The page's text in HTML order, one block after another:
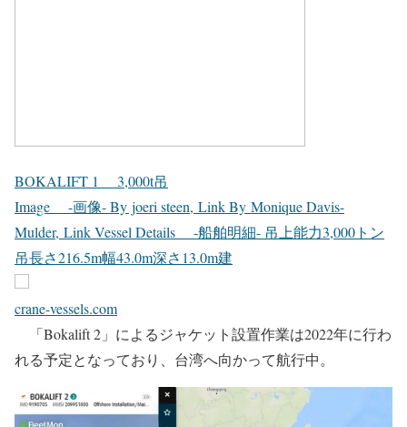
BOKALIFT 1 3,000t吊
Image -画像- By joeri steen, Link By Monique Davis-
Mulder, Link Vessel Details -船舶明細- 吊上能力3,000トン
吊長さ216.5m幅43.0m深さ13.0m建
crane-vessels.com
「Bokalift 2」によるジャケット設置作業は2022年に行わ
れる予定となっており、台湾へ向かって航行中。